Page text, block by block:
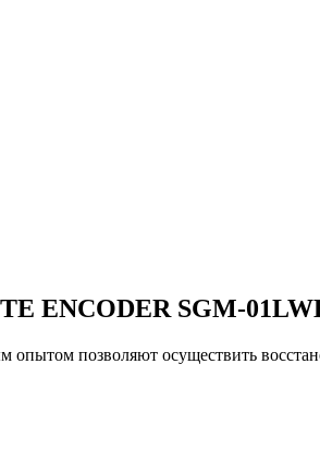
ENCODER SGM-
позволяют осуществить